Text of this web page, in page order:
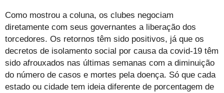
Como mostrou a coluna, os clubes negociam
diretamente com seus governantes a liberação dos
torcedores. Os retornos têm sido positivos, já que os
decretos de isolamento social por causa da covid-19 têm
sido afrouxados nas últimas semanas com a diminuição
do número de casos e mortes pela doença. Só que cada
estado ou cidade tem ideia diferente de porcentagem de